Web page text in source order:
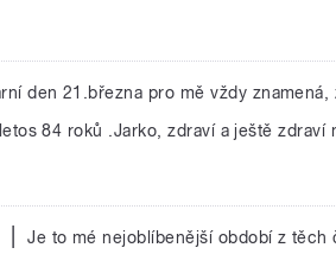
den 21.března pro mě vždy znamená,
84 roků .Jarko, zdraví a ještě zdraví
Je to mé nejoblíbenější období z těch